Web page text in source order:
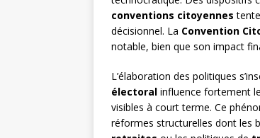
conventions citoyennes
décisionnel. La Convention
notable, bien que son impact
L’élaboration des politiques
électoral influence fortement
visibles à court terme. Ce
réformes structurelles dont les